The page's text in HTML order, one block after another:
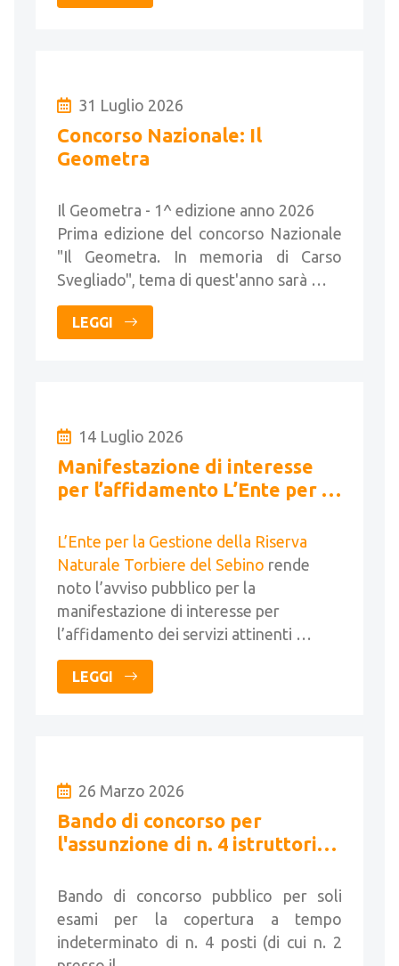
31 Luglio 2026
Concorso Nazionale: Il
Geometra
Il Geometra - 1^ edizione anno 2026
Prima edizione del concorso Nazionale
"Il Geometra. In memoria di Carso
Svegliado", tema di quest'anno sarà …
LEGGI
14 Luglio 2026
Manifestazione di interesse
per l’affidamento L’Ente per la
Naturale Torbiere
L’Ente per la Gestione della Riserva
Naturale Torbiere del Sebino rende
noto l’avviso pubblico per la
manifestazione di interesse per
l’affidamento dei servizi attinenti …
LEGGI
26 Marzo 2026
Bando di concorso per
l'assunzione di n. 4 istruttori
Bando di concorso pubblico per soli
esami per la copertura a tempo
indeterminato di n. 4 posti (di cui n. 2